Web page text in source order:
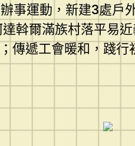
運動，新建3處戶
斡爾滿族村落平易
傳遞工會暖和，踐